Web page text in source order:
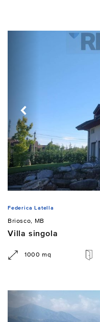
Federica Latella
Briosco, MB
Villa singola
1000 mq